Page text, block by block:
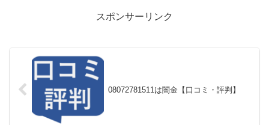
スポンサーリンク
08072781511は闇金【口コミ・評判】